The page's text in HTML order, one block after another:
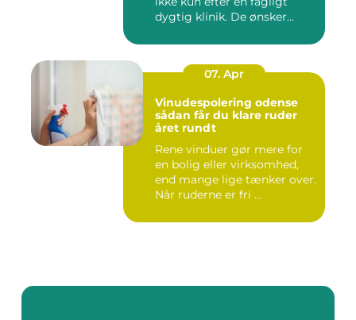
dygtig klinik. De ønsker
07. Apr
Vinudespolering odense
sådan får du klare ruder
året rundt
Rene vinduer gør mere for
en bolig eller virksomhed,
end mange lige tænker over.
Når ruderne er fri ...